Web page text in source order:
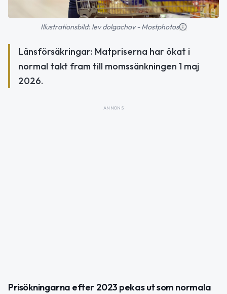
Illustrationsbild: lev dolgachov - Mostphotos
Länsförsäkringar: Matpriserna har ökat i
normal takt fram till momssänkningen 1 maj
2026.
ANNONS
Prisökningarna efter 2023 pekas ut som normala